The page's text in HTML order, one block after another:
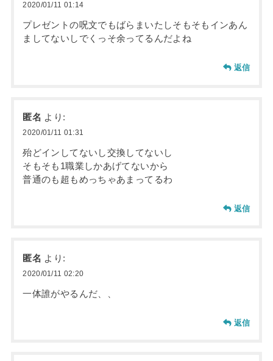
2020/01/11 01:14
プレゼントの呪文でもばらまいたしそもそもインあん
ましてないしでくっそ余ってるんだよね
返信
匿名 より:
2020/01/11 01:31
殆どインしてないし交換してないし
そもそも1職業しかあげてないから
普通のも超もめっちゃあまってるわ
返信
匿名 より:
2020/01/11 02:20
一体誰がやるんだ、、
返信